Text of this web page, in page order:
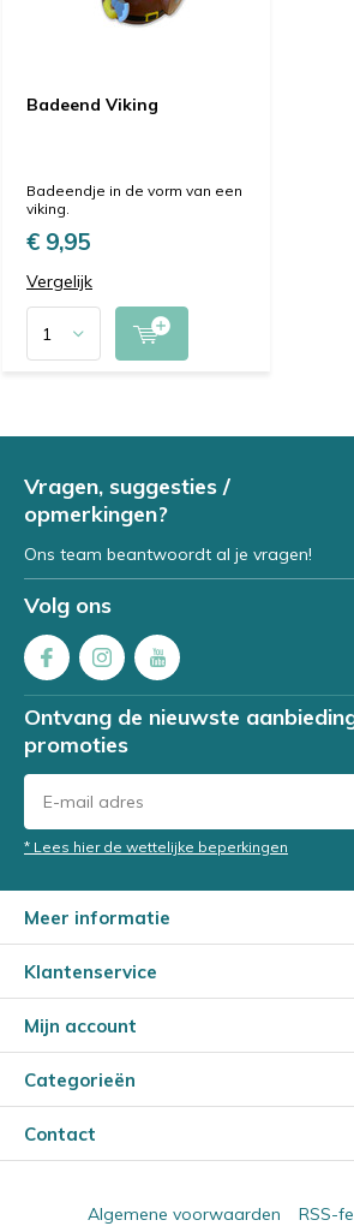
Badeend Viking
Badeendje in de vorm van een
viking.
€ 9,95
Vergelijk
Vragen, suggesties /
opmerkingen?
Ons team beantwoordt al je vragen!
Volg ons
Ontvang de nieuwste
promoties
* Lees hier de wettelijke beperkingen
Meer informatie
Klantenservice
Mijn account
Categorieën
Contact
Algemene voorwaarden RSS-